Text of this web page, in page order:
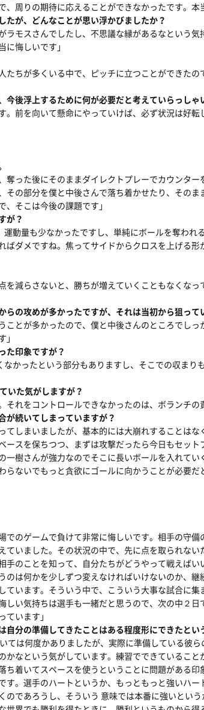
、周りの期待に応えることができなかったです。本
が、どんなことが思い浮かびましたか？
ラモスさんでしたし、不思議な縁があるなという
悔しいです」
たちが多くいる中で、ピッチに立つことができた
後浮上するために何が必要だと考えていらっしゃ
。前を向いて懸命にやっていけば、必ず状況は好転
奪った後にそのままダイレクトプレーでカウンタ
の部分を僕と中後さんで落ち着かせたり、その
そこは今後の課題です」
が？
運動量も少なかったですし、単純にボールを奪わ
ダメですね。焦ってサイドからクロスを上げる
を減らさないと、勝ちが増えていくこともなくな
の攻めが多かったですが、それは当初から狙って
ことが多かったので、僕と中後さんのところでし
た印象ですが？
なかったという部分もありますし、そこでの収ま
いた気がしますが？
それをコントロールできなかったのは、ボランチの
続いてしまっていますが？
てしまいましたが、基本的には大崩れすることは
スを保ちつつ、まずは攻撃だったら今日もセッ
一樹さんが強力なのでそこに長いボールを入れて
ないでもっと貪欲にゴールに向かうことが必要だ
でのゲームで負けて非常に悔しいです。相手の守
いました。その状況の中で、先に点を取られな
手のことを知って、自分たちがどうやって戦えば
は何かを少しずつ変えなければいけないのか、
ています。そういう中で、こういう大事な試合に
い気持ちは選手も一緒だと思うので、次の中２
います」
分の準備してきたことはある程度形にできたとい
ては何度かありましたが、実際に準備している彼
かなという気がしています。練習でできているこ
着いてスペースを使うということに問題がある
す。選手のハートというか、もっともっと強いハ
であろうし、そういう 意味では本番に強いとい